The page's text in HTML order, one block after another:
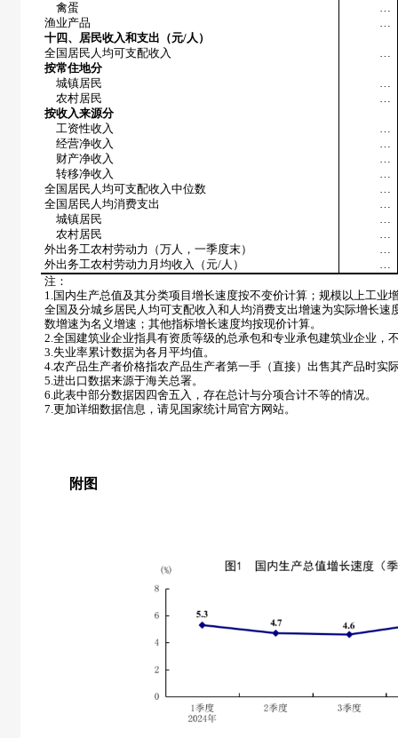
禽蛋
…
渔业产品
…
十四、居民收入和支出（元/人）
全国居民人均可支配收入
…
按常住地分
城镇居民
…
农村居民
…
按收入来源分
工资性收入
…
经营净收入
…
财产净收入
…
转移净收入
…
全国居民人均可支配收入中位数
…
全国居民人均消费支出
…
城镇居民
…
农村居民
…
外出务工农村劳动力（万人，一季度末）
…
外出务工农村劳动力月均收入（元/人）
…
注：
1.国内生产总值及其分类项目增长速度按不变价计算；规模以上工业
全国及分城乡居民人均可支配收入和人均消费支出增速为实际增长
数增速为名义增速；其他指标增长速度均按现价计算。
2.全国建筑业企业指具有资质等级的总承包和专业承包建筑业企业，
3.失业率累计数据为各月平均值。
4.农产品生产者价格指农产品生产者第一手（直接）出售其产品时实
5.进出口数据来源于海关总署。
6.此表中部分数据因四舍五入，存在总计与分项合计不等的情况。
7.更加详细数据信息，请见国家统计局官方网站。
附图